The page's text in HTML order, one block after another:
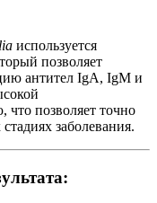
используется
позволяет
антител IgA, IgM и
что позволяет точно
заболевания.